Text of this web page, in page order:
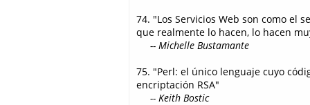
74. "Los Servicios Web son como el
que realmente lo hacen, lo hacen
-- Michelle Bustamante
75. "Perl: el único lenguaje cuyo
encriptación RSA"
-- Keith Bostic